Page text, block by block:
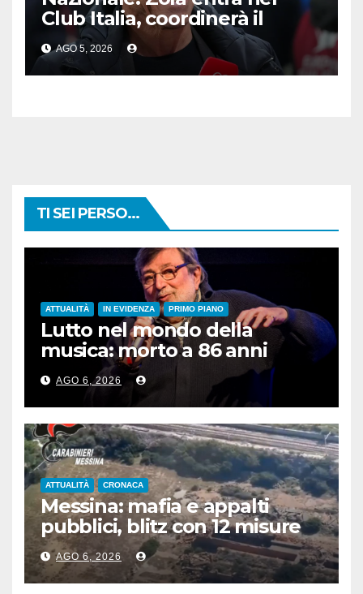
Club Italia, coordinerà il
settore giovanile
AGO 5, 2026
TI SEI PERSO...
ATTUALITÀ IN EVIDENZA PRIMO PIANO
Lutto nel mondo della
musica: morto a 86 anni
Francesco Guccini
AGO 6, 2026
ATTUALITÀ CRONACA
Messina: mafia e appalti
pubblici, blitz con 12 misure
cautelari
AGO 6, 2026